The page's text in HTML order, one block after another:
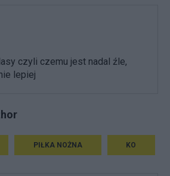
czyli czemu jest nadal źle,
lepiej
PIŁKA NOŻNA KO